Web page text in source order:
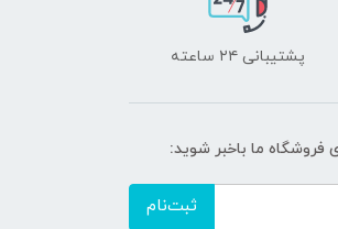
پشتیبانی ۲۴ ساعته
فروشگاه ما باخبر شوید:
ثبت‌نام